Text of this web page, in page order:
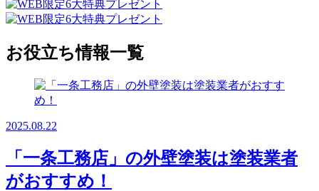
お役立ち情報一覧
2025.08.22
「一条工務店」の外壁塗装は塗装業者
がおすすめ！